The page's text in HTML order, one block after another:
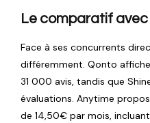
Le comparatif
Face à ses concurrents
différemment. Qonto
31 000 avis, tandis que
évaluations. Anytime
de 14,50€ par mois,